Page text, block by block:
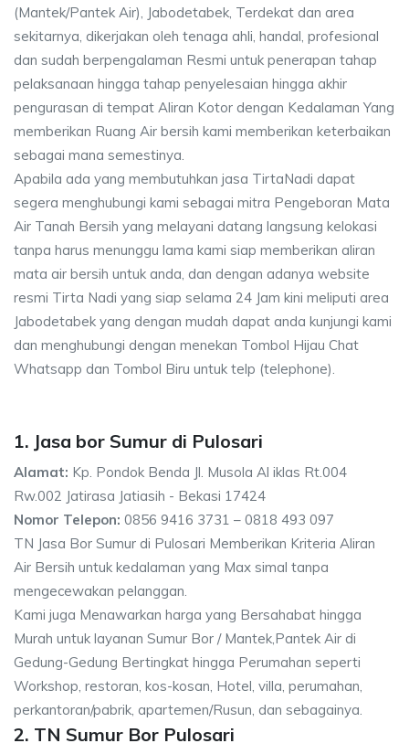
(Mantek/Pantek Air), Jabodetabek, Terdekat dan area
sekitarnya, dikerjakan oleh tenaga ahli, handal, profesional
dan sudah berpengalaman Resmi untuk penerapan tahap
pelaksanaan hingga tahap penyelesaian hingga akhir
pengurasan di tempat Aliran Kotor dengan Kedalaman Yang
memberikan Ruang Air bersih kami memberikan keterbaikan
sebagai mana semestinya.
Apabila ada yang membutuhkan jasa TirtaNadi dapat
segera menghubungi kami sebagai mitra Pengeboran Mata
Air Tanah Bersih yang melayani datang langsung kelokasi
tanpa harus menunggu lama kami siap memberikan aliran
mata air bersih untuk anda, dan dengan adanya website
resmi Tirta Nadi yang siap selama 24 Jam kini meliputi area
Jabodetabek yang dengan mudah dapat anda kunjungi kami
dan menghubungi dengan menekan Tombol Hijau Chat
Whatsapp dan Tombol Biru untuk telp (telephone).
1. Jasa bor Sumur di Pulosari
Alamat: Kp. Pondok Benda Jl. Musola Al iklas Rt.004
Rw.002 Jatirasa Jatiasih - Bekasi 17424
Nomor Telepon: 0856 9416 3731 – 0818 493 097
TN Jasa Bor Sumur di Pulosari Memberikan Kriteria Aliran
Air Bersih untuk kedalaman yang Max simal tanpa
mengecewakan pelanggan.
Kami juga Menawarkan harga yang Bersahabat hingga
Murah untuk layanan Sumur Bor / Mantek,Pantek Air di
Gedung-Gedung Bertingkat hingga Perumahan seperti
Workshop, restoran, kos-kosan, Hotel, villa, perumahan,
perkantoran/pabrik, apartemen/Rusun, dan sebagainya.
2. TN Sumur Bor Pulosari